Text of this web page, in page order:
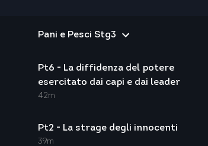
Pt6 - La diffidenza del potere
esercitato dai capi e dai leader
42m
Pt2 - La strage degli innocenti
39m